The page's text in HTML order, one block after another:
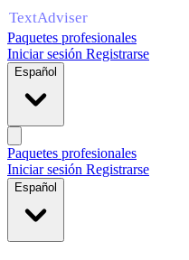
Paquetes profesionales
Iniciar sesión Registrarse
Español
Paquetes profesionales
Iniciar sesión Registrarse
Español